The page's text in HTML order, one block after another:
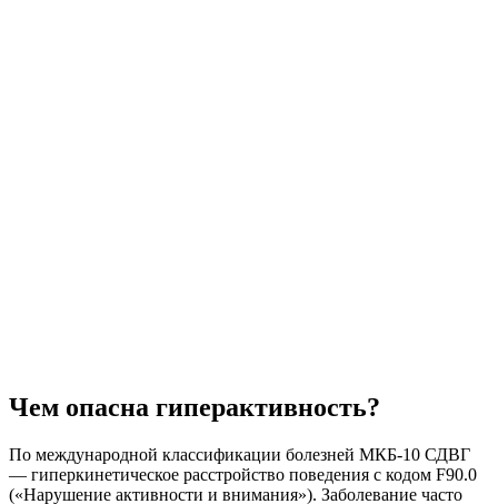
Чем опасна гиперактивность?
По международной классификации болезней МКБ-10 СДВГ
— гиперкинетическое расстройство поведения с кодом F90.0
(«Нарушение активности и внимания»). Заболевание часто